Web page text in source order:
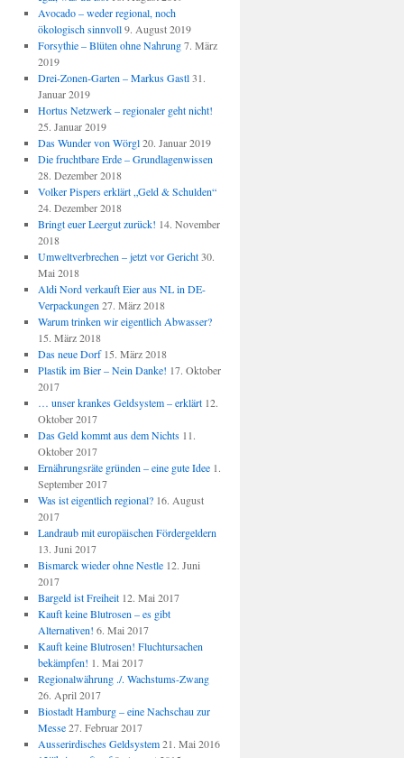
Avocado – weder regional, noch
ökologisch sinnvoll 9. August 2019
Forsythie – Blüten ohne Nahrung 7. März
2019
Drei-Zonen-Garten – Markus Gastl 31.
Januar 2019
Hortus Netzwerk – regionaler geht nicht!
25. Januar 2019
Das Wunder von Wörgl 20. Januar 2019
Die fruchtbare Erde – Grundlagenwissen
28. Dezember 2018
Volker Pispers erklärt „Geld & Schulden“
24. Dezember 2018
Bringt euer Leergut zurück! 14. November
2018
Umweltverbrechen – jetzt vor Gericht 30.
Mai 2018
Aldi Nord verkauft Eier aus NL in DE-
Verpackungen 27. März 2018
Warum trinken wir eigentlich Abwasser?
15. März 2018
Das neue Dorf 15. März 2018
Plastik im Bier – Nein Danke! 17. Oktober
2017
… unser krankes Geldsystem – erklärt 12.
Oktober 2017
Das Geld kommt aus dem Nichts 11.
Oktober 2017
Ernährungsräte gründen – eine gute Idee 1.
September 2017
Was ist eigentlich regional? 16. August
2017
Landraub mit europäischen Fördergeldern
13. Juni 2017
Bismarck wieder ohne Nestle 12. Juni
2017
Bargeld ist Freiheit 12. Mai 2017
Kauft keine Blutrosen – es gibt
Alternativen! 6. Mai 2017
Kauft keine Blutrosen! Fluchtursachen
bekämpfen! 1. Mai 2017
Regionalwährung ./. Wachstums-Zwang
26. April 2017
Biostadt Hamburg – eine Nachschau zur
Messe 27. Februar 2017
Ausserirdisches Geldsystem 21. Mai 2016